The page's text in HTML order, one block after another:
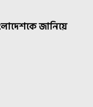
জানিয়ে